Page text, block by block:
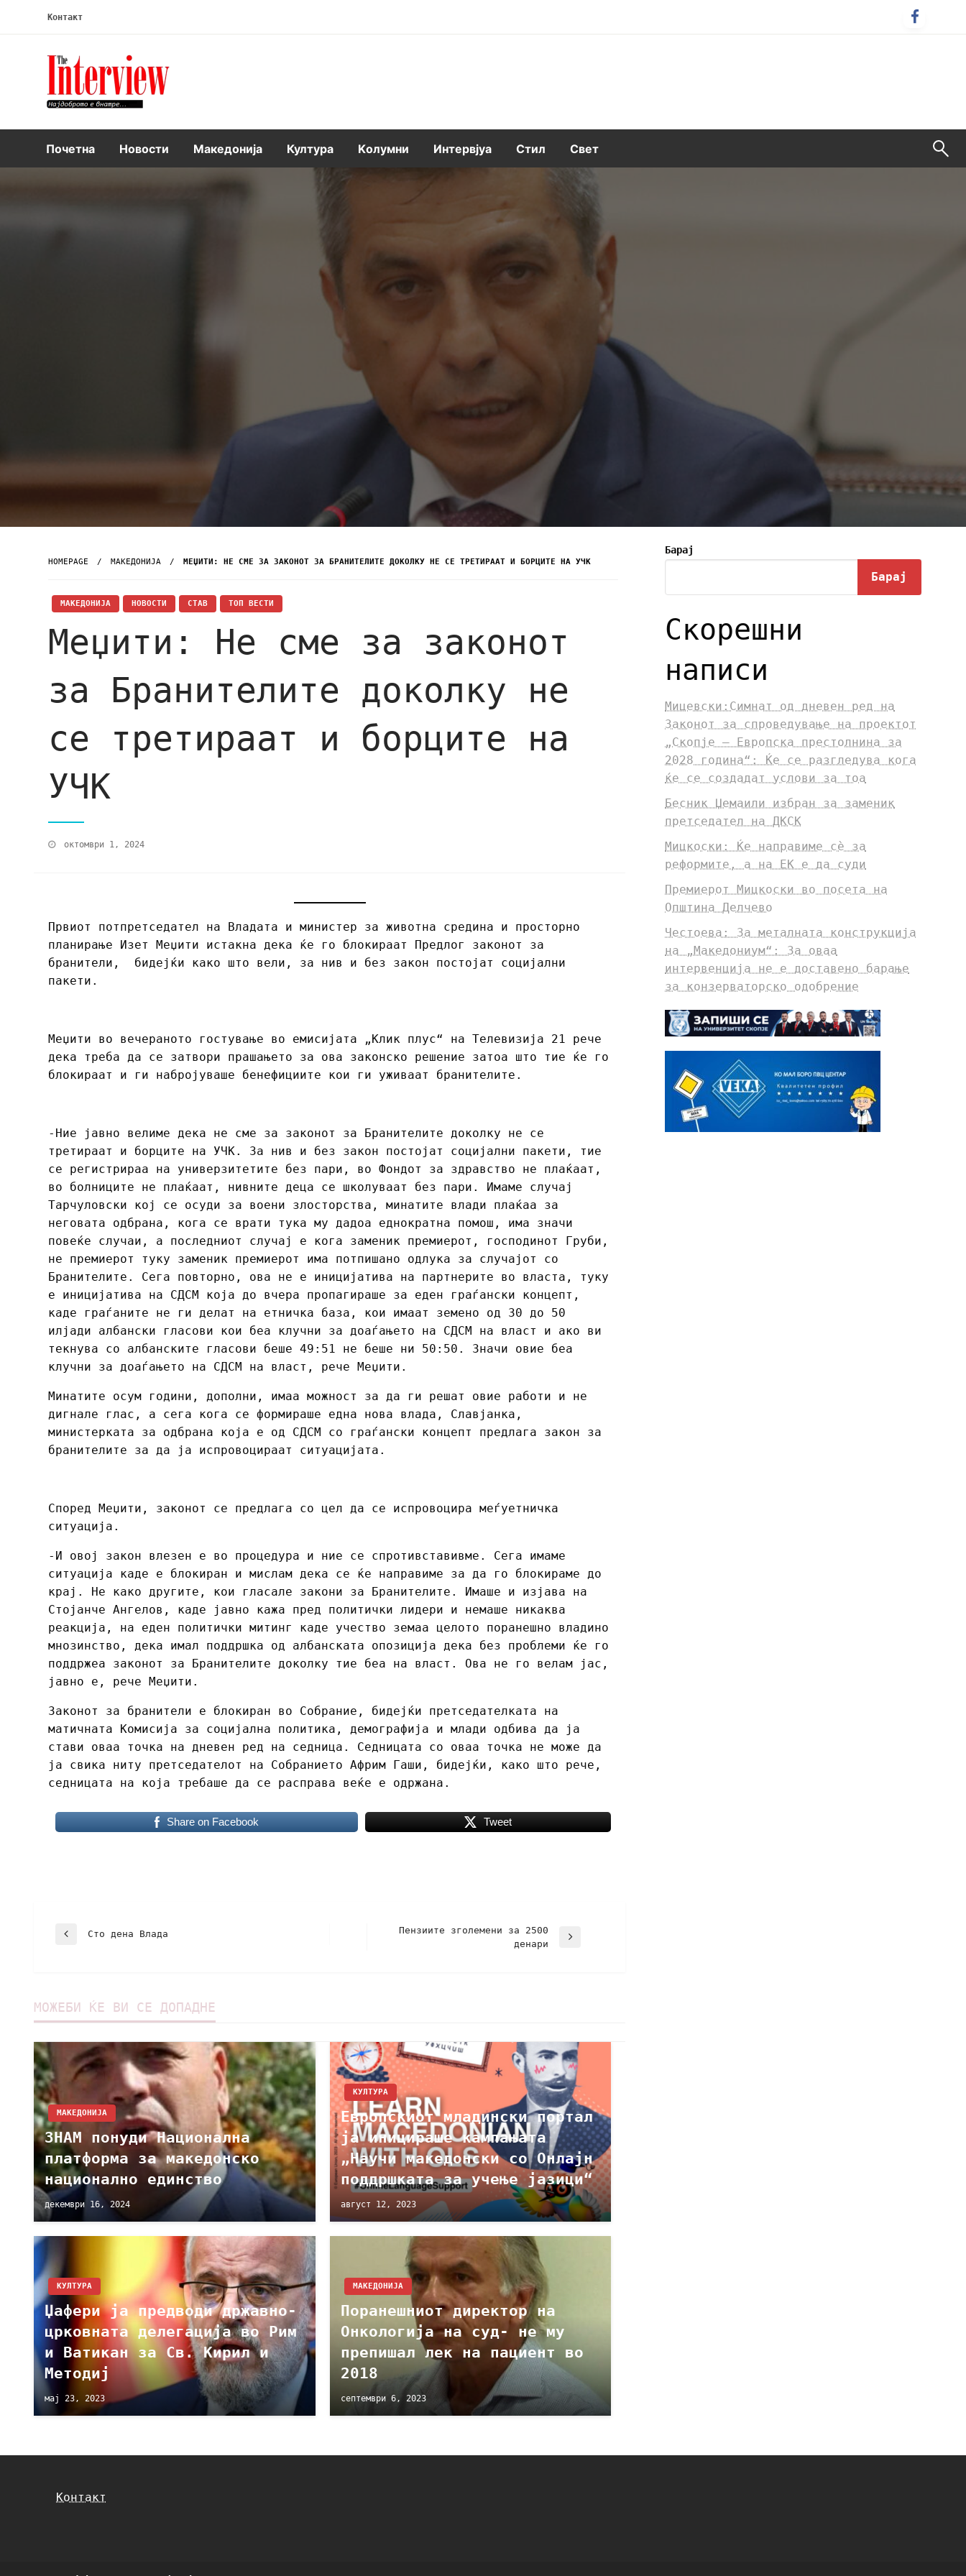
Контакт
Интервју
Почетна Новости Македонија Култура Kолумни Интервјуа Стил Свет
HOMEPAGE МАКЕДОНИЈА МЕЏИТИ: НЕ СМЕ ЗА ЗАКОНОТ ЗА БРАНИТЕЛИТЕ ДОКОЛКУ НЕ СЕ ТРЕТИРААТ И БОРЦИТЕ НА УЧК
МАКЕДОНИЈА НОВОСТИ СТАВ ТОП ВЕСТИ
Меџити: Не сме за законот
за Бранителите доколку не
се третираат и борците на
УЧК
октомври 1, 2024
Првиот потпретседател на Владата и министер за животна средина и просторно
планирање Изет Меџити истакна дека ќе го блокираат Предлог законот за
бранители, бидејќи како што вели, за нив и без закон постојат социјални
пакети.
Меџити во вечераното гостување во емисијата „Клик плус“ на Телевизија 21 рече
дека треба да се затвори прашањето за ова законско решение затоа што тие ќе го
блокираат и ги набројуваше бенефициите кои ги уживаат бранителите.
-Ние јавно велиме дека не сме за законот за Бранителите доколку не се
третираат и борците на УЧК. За нив и без закон постојат социјални пакети, тие
се регистрираа на универзитетите без пари, во Фондот за здравство не плаќаат,
во болниците не плаќаат, нивните деца се школуваат без пари. Имаме случај
Тарчуловски кој се осуди за воени злосторства, минатите влади плаќаа за
неговата одбрана, кога се врати тука му дадоа еднократна помош, има значи
повеќе случаи, а последниот случај е кога заменик премиерот, господинот Груби,
не премиерот туку заменик премиерот има потпишано одлука за случајот со
Бранителите. Сега повторно, ова не е иницијатива на партнерите во власта, туку
е иницијатива на СДСМ која до вчера пропагираше за еден граѓански концепт,
каде граѓаните не ги делат на етничка база, кои имаат земено од 30 до 50
илјади албански гласови кои беа клучни за доаѓањето на СДСМ на власт и ако ви
текнува со албанските гласови беше 49:51 не беше ни 50:50. Значи овие беа
клучни за доаѓањето на СДСМ на власт, рече Меџити.
Минатите осум години, дополни, имаа можност за да ги решат овие работи и не
дигнале глас, а сега кога се формираше една нова влада, Славјанка,
министерката за одбрана која е од СДСМ со граѓански концепт предлага закон за
бранителите за да ја испровоцираат ситуацијата.
Според Меџити, законот се предлага со цел да се испровоцира меѓуетничка
ситуација.
-И овој закон влезен е во процедура и ние се спротивставивме. Сега имаме
ситуација каде е блокиран и мислам дека се ќе направиме за да го блокираме до
крај. Не како другите, кои гласале закони за Бранителите. Имаше и изјава на
Стојанче Ангелов, каде јавно кажа пред политички лидери и немаше никаква
реакција, на еден политички митинг каде учество земаа целото поранешно владино
мнозинство, дека имал поддршка од албанската опозиција дека без проблеми ќе го
поддржеа законот за Бранителите доколку тие беа на власт. Ова не го велам јас,
јавно е, рече Меџити.
Законот за бранители е блокиран во Собрание, бидејќи претседателката на
матичната Комисија за социјална политика, демографија и млади одбива да ја
стави оваа точка на дневен ред на седница. Седницата со оваа точка не може да
ја свика ниту претседателот на Собранието Африм Гаши, бидејќи, како што рече,
седницата на која требаше да се расправа веќе е одржана.
Share on Facebook Tweet
Сто дена Влада
Пензиите зголемени за 2500
денари
МОЖЕБИ ЌЕ ВИ СЕ ДОПАДНЕ
МАКЕДОНИЈА
ЗНАМ понуди Национална
платформа за македонско
национално единство
декември 16, 2024
КУЛТУРА
Европскиот младински портал
ја иницираше кампањата
„Научи македонски со Онлајн
поддршката за учење јазици“
август 12, 2023
КУЛТУРА
Џафери ја предводи државно-
црковната делегација во Рим
и Ватикан за Св. Кирил и
Методиј
мај 23, 2023
МАКЕДОНИЈА
Поранешниот директор на
Онкологија на суд- не му
препишал лек на пациент во
2018
септември 6, 2023
Барај
Барај
Скорешни
написи
Мицевски:Симнат од дневен ред на
Законот за спроведување на проектот
„Скопје – Европска престолнина за
2028 година“: Ќе се разгледува кога
ќе се создадат услови за тоа
Бесник Џемаили избран за заменик
претседател на ДКСК
Мицкоски: Ќе направиме сè за
реформите, а на ЕК е да суди
Премиерот Мицкоски во посета на
Општина Делчево
Честоева: За металната конструкција
на „Македониум“: За оваа
интервенција не е доставено барање
за конзерваторско одобрение
Контакт